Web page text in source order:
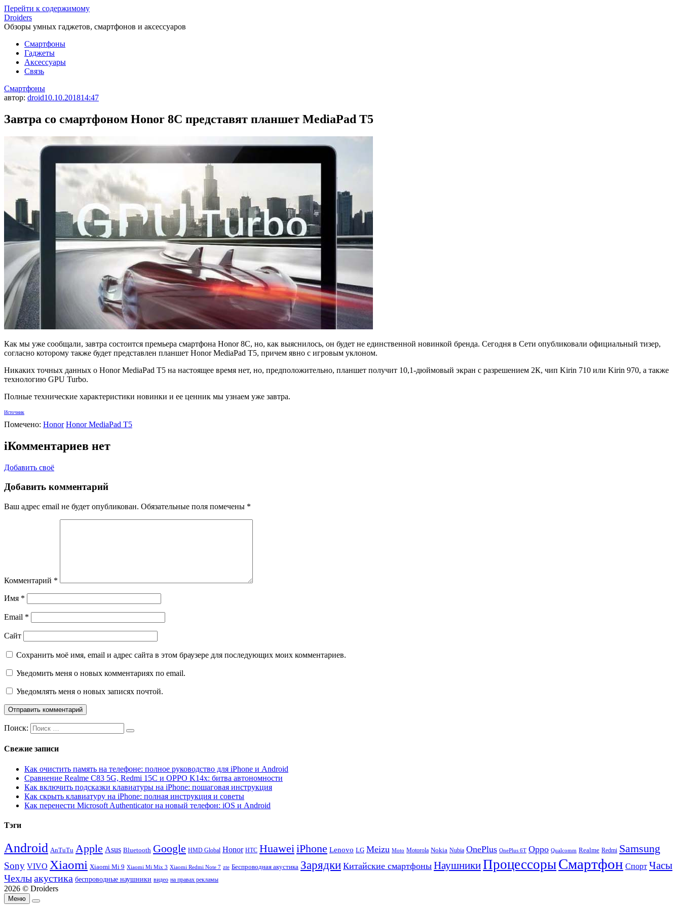
Перейти к содержимому
Droiders
Обзоры умных гаджетов, смартфонов и аксессуаров
Смартфоны
Гаджеты
Аксессуары
Связь
Смартфоны
автор: droid10.10.201814:47
Завтра со смартфоном Honor 8C представят планшет MediaPad T5
Как мы уже сообщали, завтра состоится премьера смартфона Honor 8C, но, как выяснилось, он будет не единственной новинкой бренда. Сегодня в Сети опубликовали официальный тизер,
согласно которому также будет представлен планшет Honor MediaPad T5, причем явно с игровым уклоном.
Никаких точных данных о Honor MediaPad T5 на настоящее время нет, но, предположительно, планшет получит 10,1-дюймовый экран с разрешением 2К, чип Kirin 710 или Kirin 970, а также
технологию GPU Turbo.
Полные технические характеристики новинки и ее ценник мы узнаем уже завтра.
Источник
Помечено: Honor Honor MediaPad T5
iКомментариев нет
Добавить своё
Добавить комментарий
Ваш адрес email не будет опубликован. Обязательные поля помечены *
Комментарий *
Имя *
Email *
Сайт
Сохранить моё имя, email и адрес сайта в этом браузере для последующих моих комментариев.
Уведомить меня о новых комментариях по email.
Уведомлять меня о новых записях почтой.
Поиск:
Свежие записи
Как очистить память на телефоне: полное руководство для iPhone и Android
Сравнение Realme C83 5G, Redmi 15C и OPPO K14x: битва автономности
Как включить подсказки клавиатуры на iPhone: пошаговая инструкция
Как скрыть клавиатуру на iPhone: полная инструкция и советы
Как перенести Microsoft Authenticator на новый телефон: iOS и Android
Тэги
Android AnTuTu Apple Asus Bluetooth Google HMD Global Honor HTC HuaweiiPhone Lenovo LG Meizu Moto Motorola Nokia Nubia OnePlus OnePlus 6T Oppo Qualcomm Realme Redmi Samsung
Sony VIVO Xiaomi Xiaomi Mi 9 Xiaomi Mi Mix 3 Xiaomi Redmi Note 7 zte Беспроводная акустика Зарядки Китайские смартфоны НаушникиПроцессорыСмартфон Спорт Часы
Чехлыакустика беспроводные наушники видео на правах рекламы
2026 © Droiders
Меню